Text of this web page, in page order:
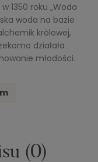
1350 roku „Woda
woda na bazie
królowej,
działała
młodości.
(0)